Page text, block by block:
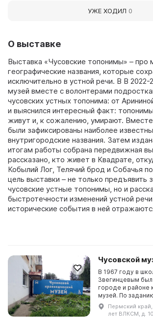
О выставке
Выставка «Чусовские топонимы» – про
географические названия, которые
исключительно в устной речи. В В 2022-
музей вместе с волонтерами
чусовских устных топонима: от
и выяснился интересный факт:
живут и, к сожалению, умирают.
были зафиксированы наиболее
внутригородские названия. Затем
итогам работы собрана передвижная
рассказано, кто живет в Квадрате,
Кобылий Лог, Телячий брод и Собачья
цель выставки – не только предъявить
чусовские устные топонимы, но и
быстротечности изменений устной
исторические события в ней
Чусовской
В 1967 году в
Звегинцевым
городе и районе
музей. По
музей проводил
разведки и
школьниками. В
Пермский
лет ВЛКСМ, д. 10
УЖЕ ХОДИЛ 0